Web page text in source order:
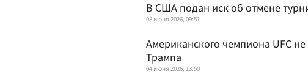
В США подан иск об отмене
08 июня 2026, 09:51
Американского чемпиона UFC
Трампа
04 июня 2026, 13:50